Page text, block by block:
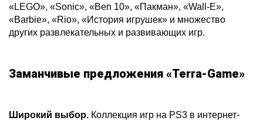
«LEGO», «Sonic», «Ben 10», «Пакман», «Wall-E»,
«Barbie», «Rio», «История игрушек» и множество
других развлекательных и развивающих игр.
Заманчивые предложения «Terra-Game»
Широкий выбор. Коллекция игр на PS3 в интернет-